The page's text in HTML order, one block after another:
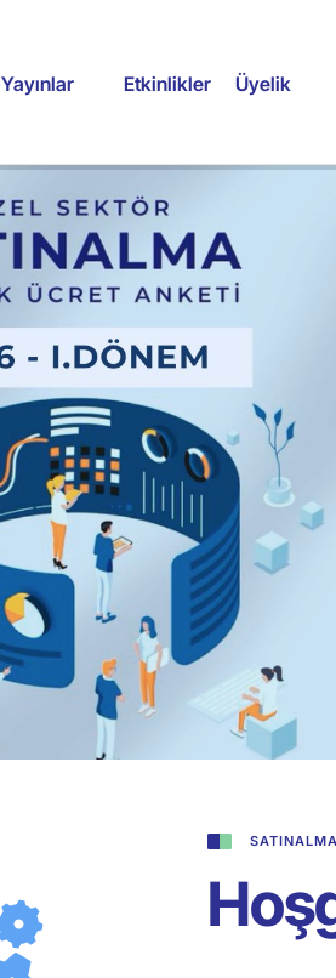
Yayınlar Etkinlikler Üyelik